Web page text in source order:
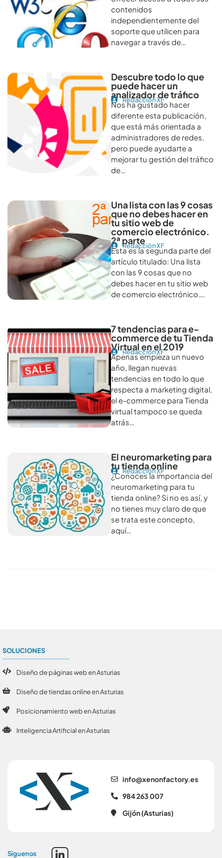
contenidos
independientemente del
soporte que utilicen para
navegar a través de…
Descubre todo lo que
puede hacer un
analizador de tráfico
Redacción XF
Nos ha gustado hacer
diferente esta publicación,
que está más orientada a
administradores de redes,
pero puede ayudarte a
mejorar tu gestión del tráfico
de…
Una lista con las 9 cosas
que no debes hacer en
tu sitio web de
comercio electrónico.
2ª parte
Redacción XF
Esta es la segunda parte del
artículo titulado: Una lista
con las 9 cosas que no
debes hacer en tu sitio web
de comercio electrónico….
7 tendencias para e-
commerce de tu Tienda
Virtual en el 2019
Redacción XF
Apenas empieza un nuevo
año, llegan nuevas
tendencias en todo lo que
respecta a marketing digital,
el e-commerce para Tienda
virtual tampoco se queda
atrás…
El neuromarketing para
tu tienda online
Redacción XF
¿Conoces la importancia del
neuromarketing para tu
tienda online? Si no es así, y
no tienes muy claro de que
se trata este concepto,
aquí…
se.yrotcafnonex@ofni
984 263 007
Gijón (Asturias)
Síguenos
SOLUCIONES
Diseño de páginas web en Asturias
Diseño de tiendas online en Asturias
Posicionamiento web en Asturias
Inteligencia Artificial en Asturias